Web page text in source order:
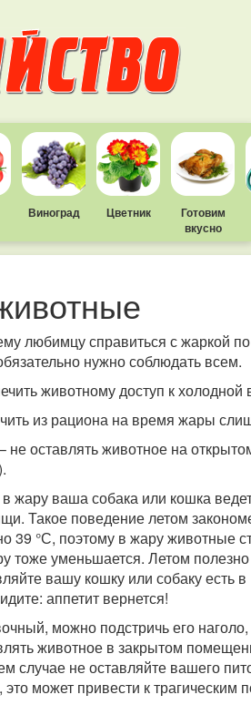
Виноград Цветник
Готовим
вкусно
любимцу справиться с жаркой
нужно соблюдать всем.
животному доступ к холодной
из рациона на время жары
не оставлять животное на
жару ваша собака или кошка
Такое поведение летом
39 °С, поэтому в жару животные
тоже уменьшается. Летом
вашу кошку или собаку
аппетит вернется!
можно подстричь его
животное в закрытом
случае не оставляйте вашего
может привести к трагическим